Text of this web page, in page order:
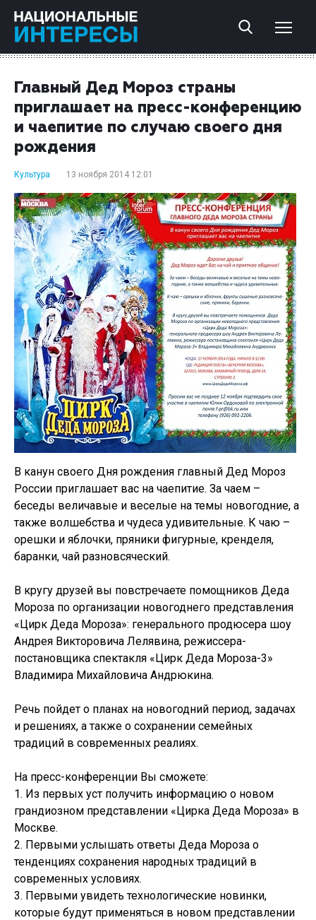
Главный Дед Мороз страны
приглашает на пресс-конференцию
и чаепитие по случаю своего дня
рождения
Культура 13 ноября 2014 12:01
В канун своего Дня рождения главный Дед Мороз
России приглашает вас на чаепитие. За чаем –
беседы величавые и веселые на темы новогодние, а
также волшебства и чудеса удивительные. К чаю –
орешки и яблочки, пряники фигурные, кренделя,
баранки, чай разновсяческий.
В кругу друзей вы повстречаете помощников Деда
Мороза по организации новогоднего представления
«Цирк Деда Мороза»: генерального продюсера шоу
Андрея Викторовича Лелявина, режиссера-
постановщика спектакля «Цирк Деда Мороза-3»
Владимира Михайловича Андрюкина.
Речь пойдет о планах на новогодний период, задачах
и решениях, а также о сохранении семейных
традиций в современных реалиях.
На пресс-конференции Вы сможете:
1. Из первых уст получить информацию о новом
грандиозном представлении «Цирка Деда Мороза» в
Москве.
2. Первыми услышать ответы Деда Мороза о
тенденциях сохранения народных традиций в
современных условиях.
3. Первыми увидеть технологические новинки,
которые будут применяться в новом представлении